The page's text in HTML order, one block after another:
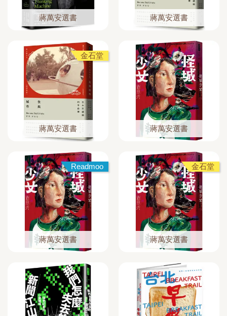
蔣萬安選書 蔣萬安選書
金石堂
蔣萬安選書 蔣萬安選書
Readmoo
蔣萬安選書
金石堂
蔣萬安選書